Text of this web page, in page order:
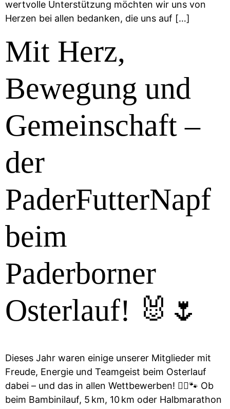
wertvolle Unterstützung möchten wir uns von
Herzen bei allen bedanken, die uns auf […]
Mit Herz,
Bewegung und
Gemeinschaft –
der
PaderFutterNapf
beim
Paderborner
Osterlauf! 🐰🌷
Dieses Jahr waren einige unserer Mitglieder mit
Freude, Energie und Teamgeist beim Osterlauf
dabei – und das in allen Wettbewerben! 🏃‍♀️🐾 Ob
beim Bambinilauf, 5 km, 10 km oder Halbmarathon